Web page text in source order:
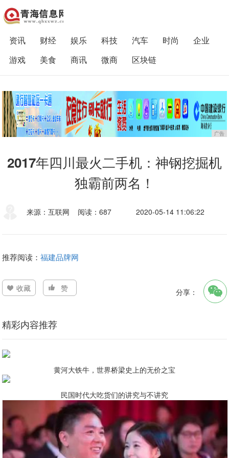
资讯 财经 娱乐 科技 汽车 时尚
企业
游戏
美食 商讯 微商 区块链
广告
2017年四川最火二手机：神钢挖掘机
独霸前两名！
来源：互联网 阅读：687 2020-05-14 11:06:22
推荐阅读：福建品牌网
收藏 赞 分享：
精彩内容推荐
黄河大铁牛，世界桥梁史上的无价之宝
民国时代大吃货们的讲究与不讲究